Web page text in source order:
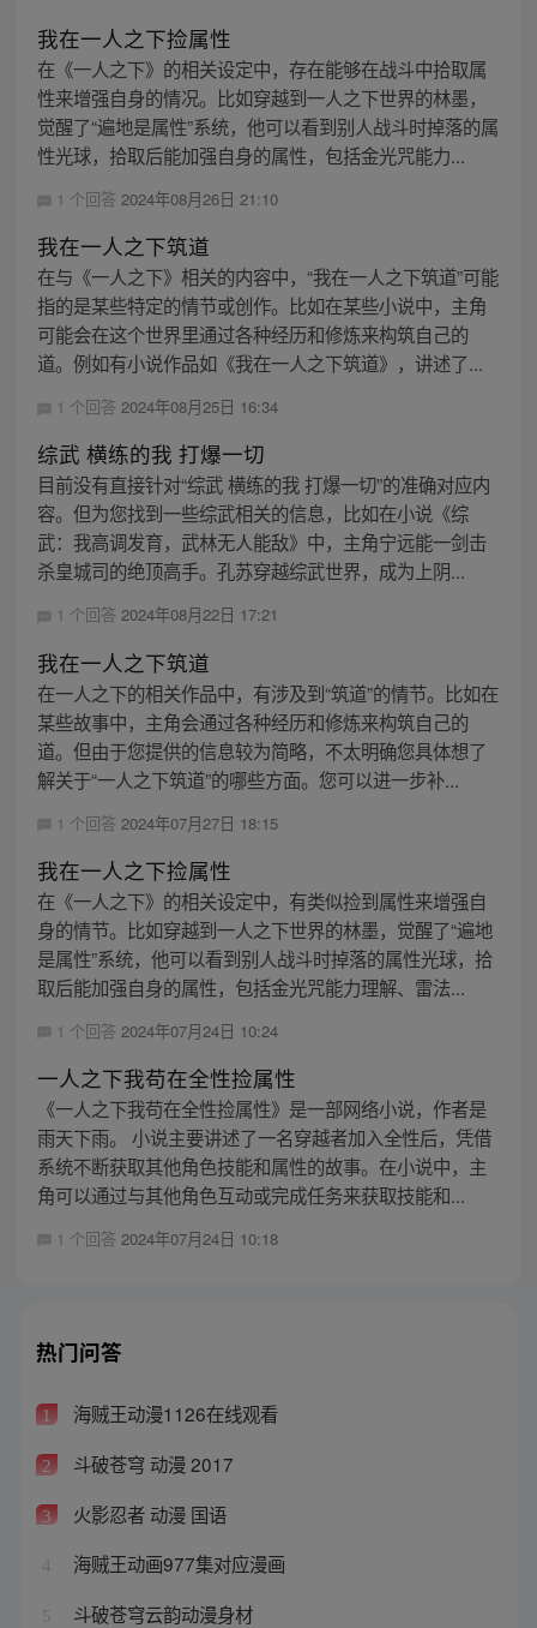
我在一人之下捡属性
在《一人之下》的相关设定中，存在能够在战斗中拾取属
性来增强自身的情况。比如穿越到一人之下世界的林墨，
觉醒了“遍地是属性”系统，他可以看到别人战斗时掉落的属
性光球，拾取后能加强自身的属性，包括金光咒能力...
1 个回答 2024年08月26日 21:10
我在一人之下筑道
在与《一人之下》相关的内容中，“我在一人之下筑道”可能
指的是某些特定的情节或创作。比如在某些小说中，主角
可能会在这个世界里通过各种经历和修炼来构筑自己的
道。例如有小说作品如《我在一人之下筑道》，讲述了...
1 个回答 2024年08月25日 16:34
综武 横练的我 打爆一切
目前没有直接针对“综武 横练的我 打爆一切”的准确对应内
容。但为您找到一些综武相关的信息，比如在小说《综
武：我高调发育，武林无人能敌》中，主角宁远能一剑击
杀皇城司的绝顶高手。孔苏穿越综武世界，成为上阴...
1 个回答 2024年08月22日 17:21
我在一人之下筑道
在一人之下的相关作品中，有涉及到“筑道”的情节。比如在
某些故事中，主角会通过各种经历和修炼来构筑自己的
道。但由于您提供的信息较为简略，不太明确您具体想了
解关于“一人之下筑道”的哪些方面。您可以进一步补...
1 个回答 2024年07月27日 18:15
我在一人之下捡属性
在《一人之下》的相关设定中，有类似捡到属性来增强自
身的情节。比如穿越到一人之下世界的林墨，觉醒了“遍地
是属性”系统，他可以看到别人战斗时掉落的属性光球，拾
取后能加强自身的属性，包括金光咒能力理解、雷法...
1 个回答 2024年07月24日 10:24
一人之下我苟在全性捡属性
《一人之下我苟在全性捡属性》是一部网络小说，作者是
雨天下雨。 小说主要讲述了一名穿越者加入全性后，凭借
系统不断获取其他角色技能和属性的故事。在小说中，主
角可以通过与其他角色互动或完成任务来获取技能和...
1 个回答 2024年07月24日 10:18
热门问答
1 海贼王动漫1126在线观看
2 斗破苍穹 动漫 2017
3 火影忍者 动漫 国语
4 海贼王动画977集对应漫画
5 斗破苍穹云韵动漫身材